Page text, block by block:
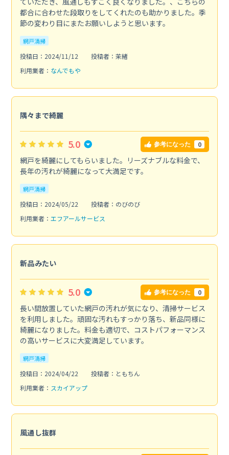
都合に合わせた段取りをしてくれたのも助かりました。季
節の変わり目にまたお願いしようと思います。
網戸清掃
投稿日：2024/11/12
投稿者：茉緒
利用業者： なんでもや
隅々まで綺麗
5.0 参考になった 0
網戸を綺麗にしてもらいました。リーズナブルな料金で、
長年の汚れが綺麗になって大満足です。
網戸清掃
投稿日：2024/05/22
投稿者：のびのび
利用業者： エフアールサービス
新品みたい
5.0 参考になった 0
長い間放置していた網戸の汚れが気になり、清掃サービス
を利用しました。頑固な汚れもすっかり落ち、新品同様に
綺麗になりました。料金も適切で、コストパフォーマンス
の高いサービスに大変満足しています。
網戸清掃
投稿日：2024/04/22
投稿者：ともちん
利用業者： スカイアップ
風通し抜群